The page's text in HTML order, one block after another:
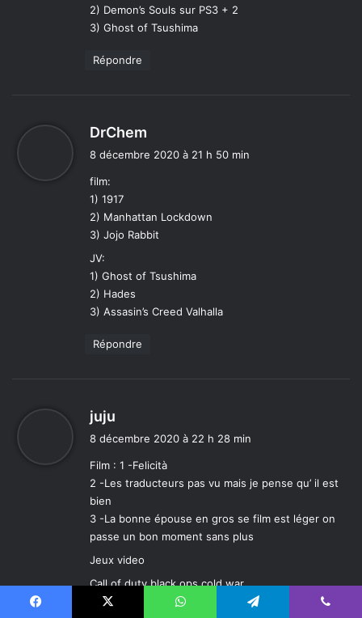
2) Demon’s Souls sur PS3 + 2
3) Ghost of Tsushima
Répondre
DrChem
8 décembre 2020 à 21 h 50 min
film:
1) 1917
2) Manhattan Lockdown
3) Jojo Rabbit
JV:
1) Ghost of Tsushima
2) Hades
3) Assasin’s Creed Valhalla
Répondre
juju
:
8 décembre 2020 à 22 h 28 min
Film : 1 -Felicità
2 -Les traducteurs pas vu mais je pense qu’ il est
bien
3 -La bonne épouse en gros se film est léger on
passe un bon moment sans plus
Jeux video
Call of duty black ops cold war
Papermario